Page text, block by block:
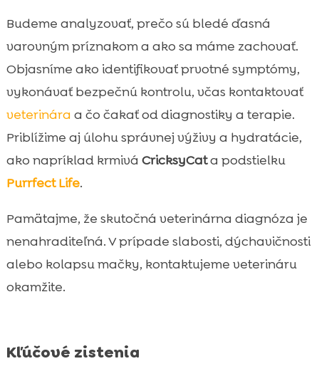

Podporné produkty pre domov: Purrfect
Life podstielka pre čistotu a pohodu
 Prevencia: ako minimalizovať riziko
bledých ďasien
Domáca starostlivosť počas
rekonvalescencie
Špecifické situácie: mačiatka, seniori a
chronicky choré mačky
Najčastejšie omyly pri hodnotení farby
ďasien
Komunikácia s veterinárom: informácie,
ktoré si máme pripraviť
Záver
FAQ
Budeme analyzovať, prečo sú bledé ďasná
varovným príznakom a ako sa máme zachovať.
Objasníme ako identifikovať prvotné symptómy,
vykonávať bezpečnú kontrolu, včas kontaktovať
veterinára a čo čakať od diagnostiky a terapie.
Priblížime aj úlohu správnej výživy a hydratácie,
ako napríklad krmivá CricksyCata podstielku
Purrfect Life.
Pamätajme, že skutočná veterinárna diagnóza je
nenahraditeľná. V prípade slabosti, dýchavičnosti
alebo kolapsu mačky, kontaktujeme veterináru
okamžite.
Kľúčové zistenia